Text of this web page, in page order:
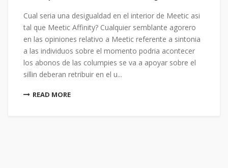
Cual seria una desigualdad en el interior de Meetic asi
tal que Meetic Affinity? Cualquier semblante agorero
en las opiniones relativo a Meetic referente a sintonia
a las individuos sobre el momento podria acontecer
los abonos de las columpies se va a apoyar sobre el
sillin deberan retribuir en el u...
READ MORE